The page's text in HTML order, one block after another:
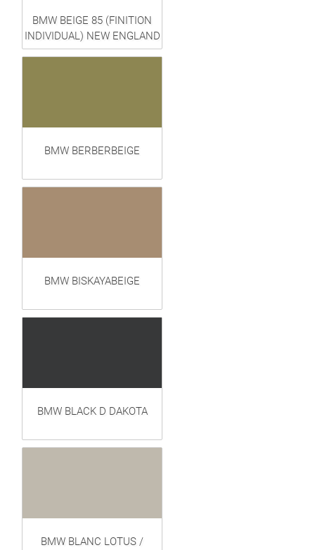
BMW BEIGE 85 (FINITION
INDIVIDUAL) NEW ENGLAND
BMW BERBERBEIGE
BMW BISKAYABEIGE
BMW BLACK D DAKOTA
BMW BLANC LOTUS /